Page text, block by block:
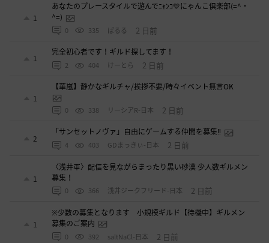
1
あなたのプレースタイルで遊んでﾆｬﾝｺ💛にゃんこ倶楽部(=^・
^=)
0 335 ぱるる 2 日前
1
完全初心者です！ギルド探してます！
2 404 けーとら 2 日前
1
【華嵐】静かなギルチャ/挨拶不要/時々イベント無言OK
0 338 リーシアR-日本 2 日前
2
「サンセットノヴァ」自由にゲームする仲間を募集‼️
4 403 GDまっきぃ-日本 2 日前
1
〈浅井軍〉配信を見ながらまったり黒い砂漠 少人数ギルメン
募集！
0 366 浅井ジークフリード-日本 2 日前
1
※少数の募集となります 小規模ギルド【待機中】ギルメン
募集のご案内
0 392 saltNaCl-日本 2 日前